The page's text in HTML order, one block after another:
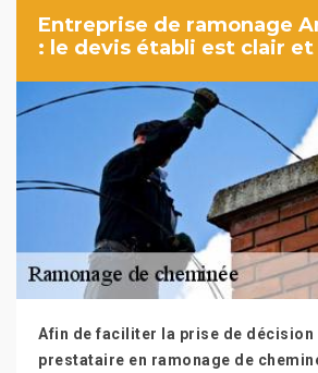
Entreprise de ramonage
: le devis établi est clair
Afin de faciliter la prise de décision
prestataire en ramonage de